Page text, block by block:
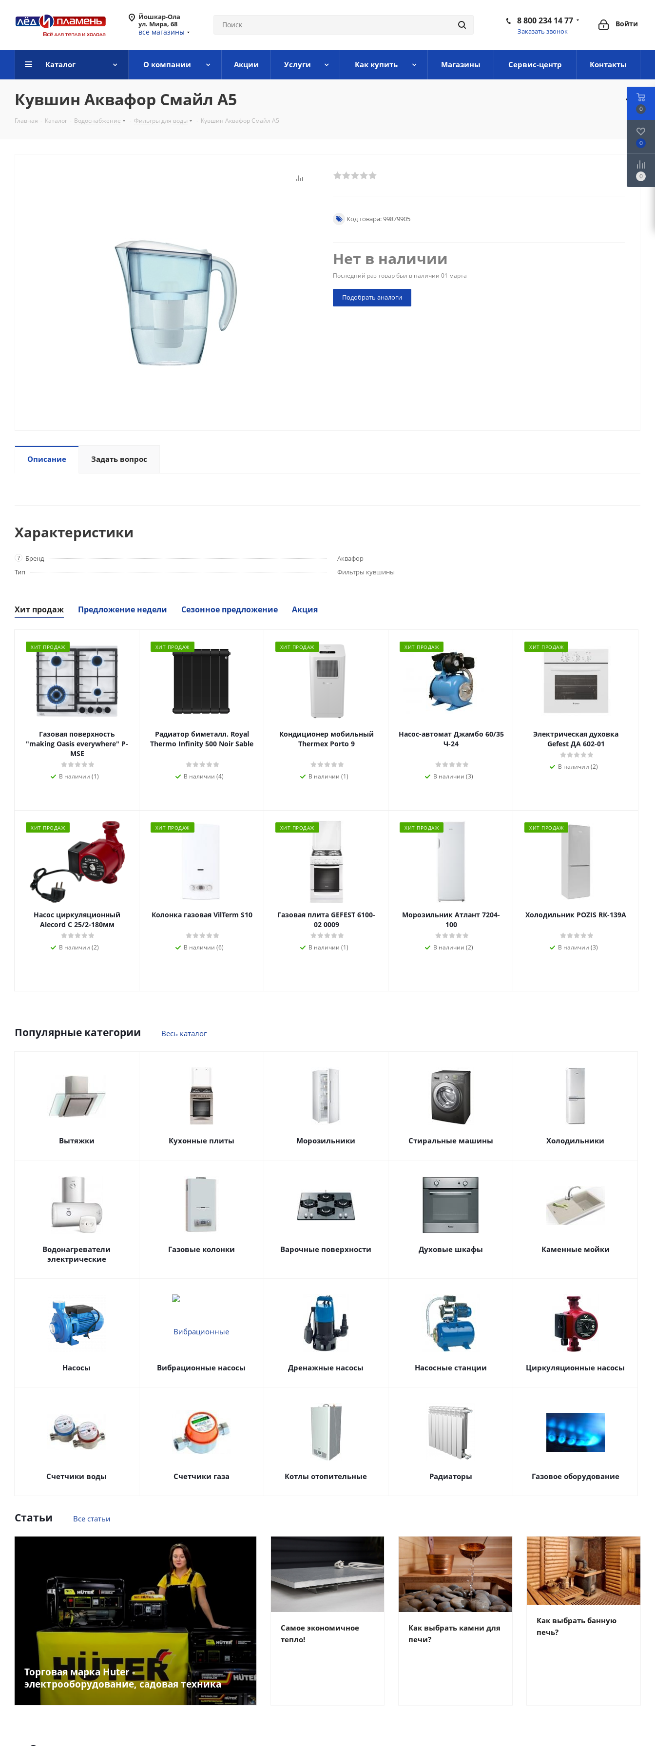
Йошкар-Ола
ул. Мира, 68
все магазины
Войти
8 800 234 14 77
Заказать звонок
Каталог О компании Акции Услуги Как купить Магазины Сервис-центр Контакты
Кувшин Аквафор Смайл А5
Главная - Каталог - Водоснабжение - Фильтры для воды - Кувшин Аквафор Смайл А5
Код товара: 99879905
Нет в наличии
Последний раз товар был в наличии 01 марта
Подобрать аналоги
Описание Задать вопрос
Характеристики
? Бренд
Аквафор
Тип
Фильтры кувшины
Хит продаж Предложение недели Сезонное предложение Акция
ХИТ ПРОДАЖ
Газовая поверхность
"making Oasis everywhere" P-
MSE
В наличии (1)
ХИТ ПРОДАЖ
Радиатор биметалл. Royal
Thermo Infinity 500 Noir Sable
В наличии (4)
ХИТ ПРОДАЖ
Кондиционер мобильный
Thermex Porto 9
В наличии (1)
ХИТ ПРОДАЖ
Насос-автомат Джамбо 60/35
Ч-24
В наличии (3)
ХИТ ПРОДАЖ
Электрическая духовка
Gefest ДА 602-01
В наличии (2)
ХИТ ПРОДАЖ
Насос циркуляционный
Alecord C 25/2-180мм
В наличии (2)
ХИТ ПРОДАЖ
Колонка газовая VilTerm S10
В наличии (6)
ХИТ ПРОДАЖ
Газовая плита GEFEST 6100-
02 0009
В наличии (1)
ХИТ ПРОДАЖ
Морозильник Атлант 7204-
100
В наличии (2)
ХИТ ПРОДАЖ
Холодильник POZIS RК-139А
В наличии (3)
Популярные категории Весь каталог
Вытяжки Кухонные плиты Морозильники Стиральные машины Холодильники
Водонагреватели
электрические
Газовые колонки Варочные поверхности Духовые шкафы Каменные мойки
Насосы Вибрационные насосы Дренажные насосы Насосные станции Циркуляционные насосы
Счетчики воды Счетчики газа Котлы отопительные Радиаторы Газовое оборудование
Статьи Все статьи
Торговая марка Huter -
электрооборудование, садовая техника
Самое экономичное
тепло!
Как выбрать камни для
печи?
Как выбрать банную
печь?
0
0
0